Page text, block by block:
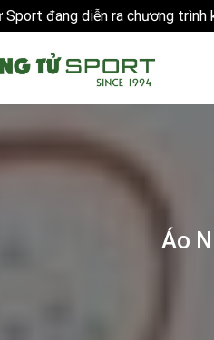
Sport đang diễn ra chương trình
Áo